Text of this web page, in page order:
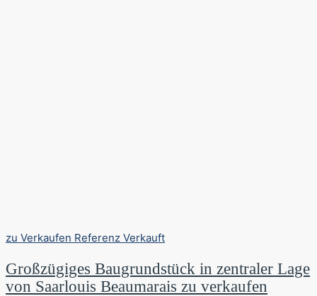
zu Verkaufen Referenz Verkauft
Großzügiges Baugrundstück in zentraler Lage
von Saarlouis Beaumarais zu verkaufen